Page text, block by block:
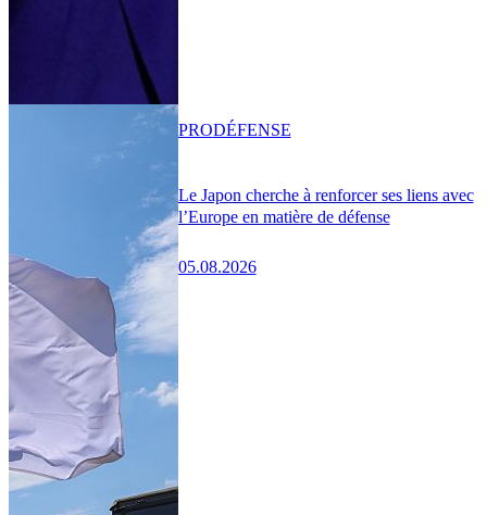
Le Japon cherche à renforcer ses liens avec
l’Europe en matière de défense
05.08.2026
PRODÉFENSE